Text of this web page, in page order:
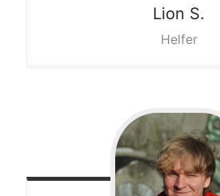
Lion S.
Helfer